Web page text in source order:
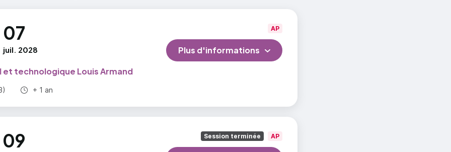
07
juil. 2028
et technologique Louis Armand
Durée totale :
+ 1 an
AP
Plus d'informations
09 Session terminée AP